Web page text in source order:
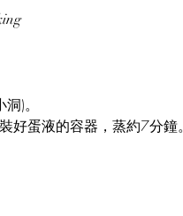
)。
好蛋液的容器，蒸約7分鐘。